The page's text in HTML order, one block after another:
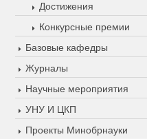
Достижения
Конкурсные премии
Базовые кафедры
Журналы
Научные мероприятия
УНУ И ЦКП
Проекты Минобрнауки